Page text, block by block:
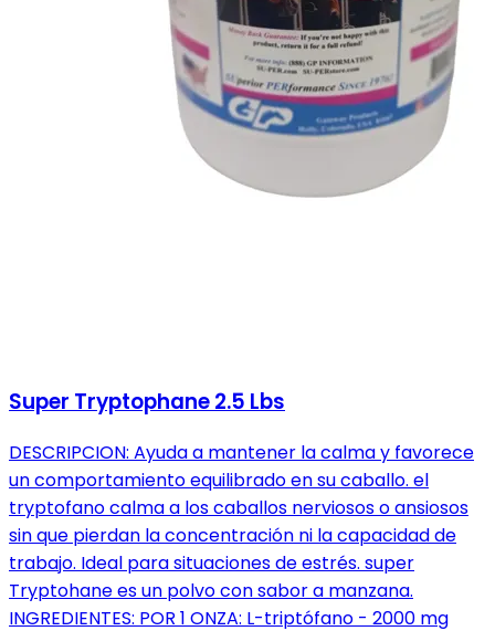
Super Tryptophane 2.5 Lbs
DESCRIPCION: Ayuda a mantener la calma y favorece
un comportamiento equilibrado en su caballo. el
tryptofano calma a los caballos nerviosos o ansiosos
sin que pierdan la concentración ni la capacidad de
trabajo. Ideal para situaciones de estrés. super
Tryptohane es un polvo con sabor a manzana.
INGREDIENTES: POR 1 ONZA: L-triptófano - 2000 mg